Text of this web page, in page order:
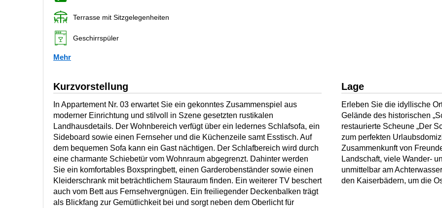
Terrasse mit Sitzgelegenheiten
Geschirrspüler
Mehr
Kurzvorstellung
In Appartement Nr. 03 erwartet Sie ein gekonntes Zusammenspiel aus
moderner Einrichtung und stilvoll in Szene gesetzten rustikalen
Landhausdetails. Der Wohnbereich verfügt über ein ledernes Schlafsofa, ein
Sideboard sowie einen Fernseher und die Küchenzeile samt Esstisch. Auf
dem bequemen Sofa kann ein Gast nächtigen. Der Schlafbereich wird durch
eine charmante Schiebetür vom Wohnraum abgegrenzt. Dahinter werden
Sie ein komfortables Boxspringbett, einen Garderobenständer sowie einen
Kleiderschrank mit beträchtlichem Stauraum finden. Ein weiterer TV beschert
auch vom Bett aus Fernsehvergnügen. Ein freiliegender Deckenbalken trägt
als Blickfang zur Gemütlichkeit bei und sorgt neben dem Oberlicht für
Lage
Erleben Sie die idyllische
Gelände des historischen
restaurierte Scheune „Der
zum perfekten
Zusammenkunft von
Landschaft, viele Wander-
unmittelbar am
den Kaiserbädern, um die